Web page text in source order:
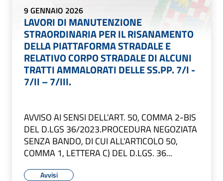
9 GENNAIO 2026
LAVORI DI MANUTENZIONE
STRAORDINARIA PER IL RISANAMENTO
DELLA PIATTAFORMA STRADALE E
RELATIVO CORPO STRADALE DI ALCUNI
TRATTI AMMALORATI DELLE SS.PP. 7/I -
7/II – 7/III.
AVVISO AI SENSI DELL'ART. 50, COMMA 2-BIS
DEL D.LGS 36/2023.PROCEDURA NEGOZIATA
SENZA BANDO, DI CUI ALL'ARTICOLO 50,
COMMA 1, LETTERA C) DEL D.LGS. 36...
Avvisi